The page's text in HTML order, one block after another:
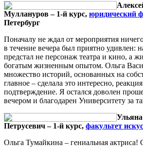
Муллануров – 1-й курс, юридический
Петербург
Поначалу не ждал от мероприятия
в течение вечера был приятно удивлен:
предстал не персонаж театра и кино, а
богатым жизненным опытом. Ольга
множество историй, основанных на
главное – сделала это интересно,
подтверждение. Я остался доволен
вечером и благодарен Университету за
Петрусевич – 1-й курс, факультет
Ольга Тумайкина – гениальная актриса!